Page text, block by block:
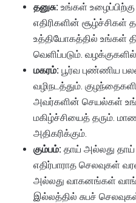
தனுசு: உங்கள்
எதிரிகளின் சூழ்ச்சிகள்
உத்தியோகத்தில் உங்கள்
வெளிப்படும்.
மகரம்: பூர்வ புண்ணிய
வழிநடத்தும்.
அவர்களின் செயல்கள்
மகிழ்ச்சியைத் தரும்.
அதிகரிக்கும்.
கும்பம்: தாய் அல்லது தாய்
எதிர்பாராத செலவுகள்
அல்லது வாகனங்கள்
இல்லத்தில் சுபச்